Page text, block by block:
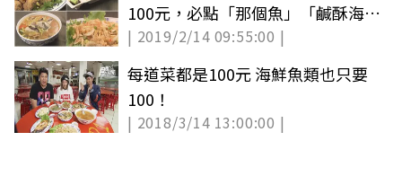
100元，必點「那個魚」「鹹酥海雞
腿」
| 2019/2/14 09:55:00 |
每道菜都是100元 海鮮魚類也只要
100！
| 2018/3/14 13:00:00 |